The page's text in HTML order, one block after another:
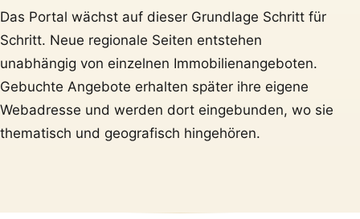
Das Portal wächst auf dieser Grundlage Schritt für
Schritt. Neue regionale Seiten entstehen
unabhängig von einzelnen Immobilienangeboten.
Gebuchte Angebote erhalten später ihre eigene
Webadresse und werden dort eingebunden, wo sie
thematisch und geografisch hingehören.